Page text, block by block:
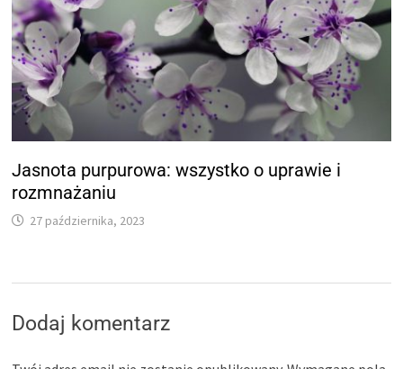
Jasnota purpurowa: wszystko o uprawie i
rozmnażaniu
27 października, 2023
Dodaj komentarz